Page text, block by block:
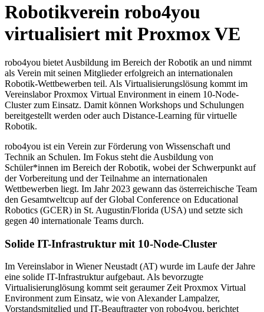
Robotikverein robo4you
virtualisiert mit Proxmox VE
robo4you bietet Ausbildung im Bereich der Robotik an und nimmt
als Verein mit seinen Mitglieder erfolgreich an internationalen
Robotik-Wettbewerben teil. Als Virtualisierungslösung kommt im
Vereinslabor Proxmox Virtual Environment in einem 10-Node-
Cluster zum Einsatz. Damit können Workshops und Schulungen
bereitgestellt werden oder auch Distance-Learning für virtuelle
Robotik.
robo4you ist ein Verein zur Förderung von Wissenschaft und
Technik an Schulen. Im Fokus steht die Ausbildung von
Schüler*innen im Bereich der Robotik, wobei der Schwerpunkt auf
der Vorbereitung und der Teilnahme an internationalen
Wettbewerben liegt. Im Jahr 2023 gewann das österreichische Team
den Gesamtweltcup auf der Global Conference on Educational
Robotics (GCER) in St. Augustin/Florida (USA) und setzte sich
gegen 40 internationale Teams durch.
Solide IT-Infrastruktur mit 10-Node-Cluster
Im Vereinslabor in Wiener Neustadt (AT) wurde im Laufe der Jahre
eine solide IT-Infrastruktur aufgebaut. Als bevorzugte
Virtualisierunglösung kommt seit geraumer Zeit Proxmox Virtual
Environment zum Einsatz, wie von Alexander Lampalzer,
Vorstandsmitglied und IT-Beauftragter von robo4you, berichtet